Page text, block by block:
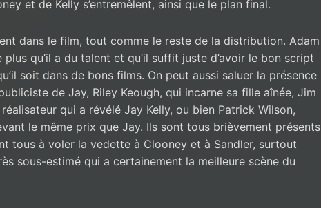
et de Kelly s’entremêlent, ainsi que le plan final.
dans le film, tout comme le reste de la distribution. Adam
qu’il a du talent et qu’il suffit juste d’avoir le bon script
soit dans de bons films. On peut aussi saluer la présence
de Jay, Riley Keough, qui incarne sa fille aînée, Jim
qui a révélé Jay Kelly, ou bien Patrick Wilson,
le même prix que Jay. Ils sont tous brièvement présents
tous à voler la vedette à Clooney et à Sandler, surtout
sous-estimé qui a certainement la meilleure scène du